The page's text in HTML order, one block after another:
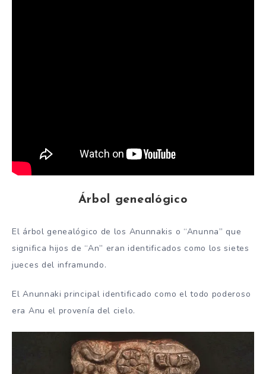
Árbol genealógico
El árbol genealógico de los Anunnakis o “Anunna” que
significa hijos de “An” eran identificados como los sietes
jueces del inframundo.
El Anunnaki principal identificado como el todo poderoso
era Anu el provenía del cielo.